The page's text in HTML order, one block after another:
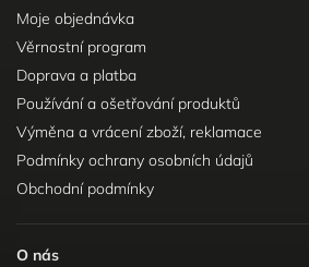
Moje objednávka
Věrnostní program
Doprava a platba
Používání a ošetřování produktů
Výměna a vrácení zboží, reklamace
Podmínky ochrany osobních údajů
Obchodní podmínky
O nás